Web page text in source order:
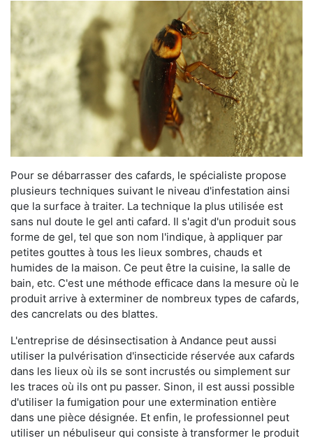
Pour se débarrasser des cafards, le spécialiste propose
plusieurs techniques suivant le niveau d'infestation ainsi
que la surface à traiter. La technique la plus utilisée est
sans nul doute le gel anti cafard. Il s'agit d'un produit sous
forme de gel, tel que son nom l'indique, à appliquer par
petites gouttes à tous les lieux sombres, chauds et
humides de la maison. Ce peut être la cuisine, la salle de
bain, etc. C'est une méthode efficace dans la mesure où le
produit arrive à exterminer de nombreux types de cafards,
des cancrelats ou des blattes.
L'entreprise de désinsectisation à Andance peut aussi
utiliser la pulvérisation d'insecticide réservée aux cafards
dans les lieux où ils se sont incrustés ou simplement sur
les traces où ils ont pu passer. Sinon, il est aussi possible
d'utiliser la fumigation pour une extermination entière
dans une pièce désignée. Et enfin, le professionnel peut
utiliser un nébuliseur qui consiste à transformer le produit